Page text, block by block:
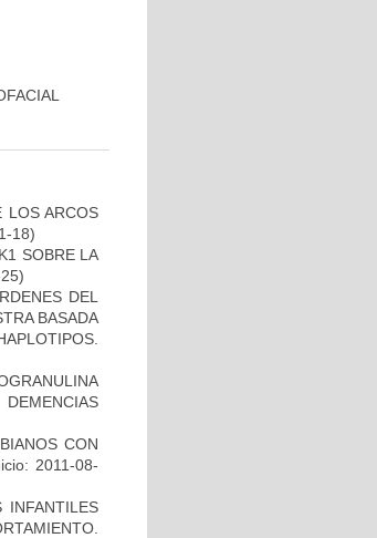
LOS ARCOS
18)
SOBRE LA
DEL
BASADA
CON
2011-08-
INFANTILES